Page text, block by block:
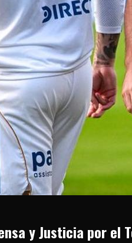
y Justicia por el